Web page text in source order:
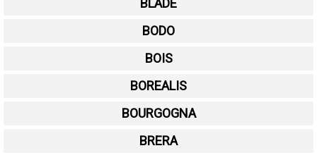
BLADE
BODO
BOIS
BOREALIS
BOURGOGNA
BRERA